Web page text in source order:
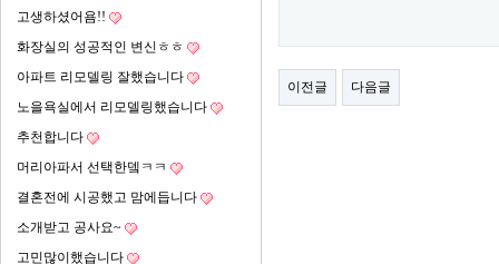
고생하셨어욤!!
화장실의 성공적인 변신ㅎㅎ
아파트 리모델링 잘했습니다
노을욕실에서 리모델링했습니다
추천합니다
머리아파서 선택한뎈ㅋㅋ
결혼전에 시공했고 맘에듭니다
소개받고 공사요~
고민많이했습니다
이전글 다음글